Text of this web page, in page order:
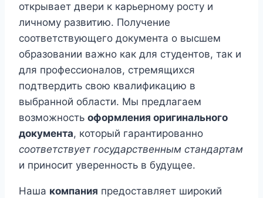
открывает двери к карьерному росту и
личному развитию. Получение
соответствующего документа о высшем
образовании важно как для студентов, так и
для профессионалов, стремящихся
подтвердить свою квалификацию в
выбранной области. Мы предлагаем
возможность оформления оригинального
документа, который гарантированно
соответствует государственным стандартам
и приносит уверенность в будущее.
Наша компания предоставляет широкий